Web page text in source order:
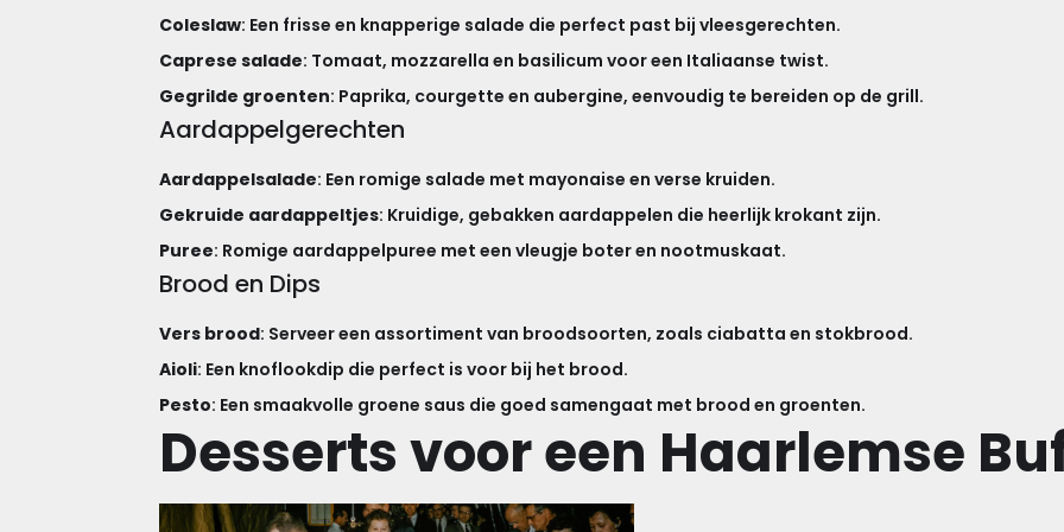
Coleslaw: Een frisse en knapperige salade die perfect past bij vleesgerechten.
Caprese salade: Tomaat, mozzarella en basilicum voor een Italiaanse twist.
Gegrilde groenten: Paprika, courgette en aubergine, eenvoudig te bereiden op de grill.
Aardappelgerechten
Aardappelsalade: Een romige salade met mayonaise en verse kruiden.
Gekruide aardappeltjes: Kruidige, gebakken aardappelen die heerlijk krokant zijn.
Puree: Romige aardappelpuree met een vleugje boter en nootmuskaat.
Brood en Dips
Vers brood: Serveer een assortiment van broodsoorten, zoals ciabatta en stokbrood.
Aioli: Een knoflookdip die perfect is voor bij het brood.
Pesto: Een smaakvolle groene saus die goed samengaat met brood en groenten.
Desserts voor een Haarlemse